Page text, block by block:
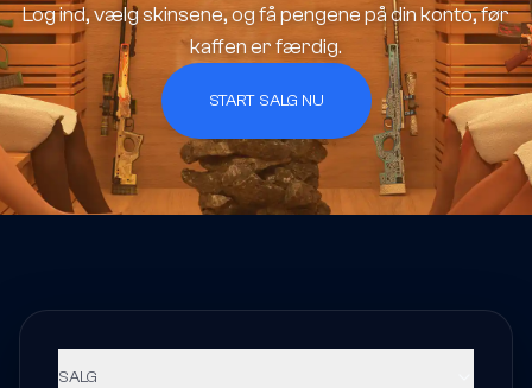
Log ind, vælg skinsene, og få pengene på din konto, før
kaffen er færdig.
START SALG NU
SALG